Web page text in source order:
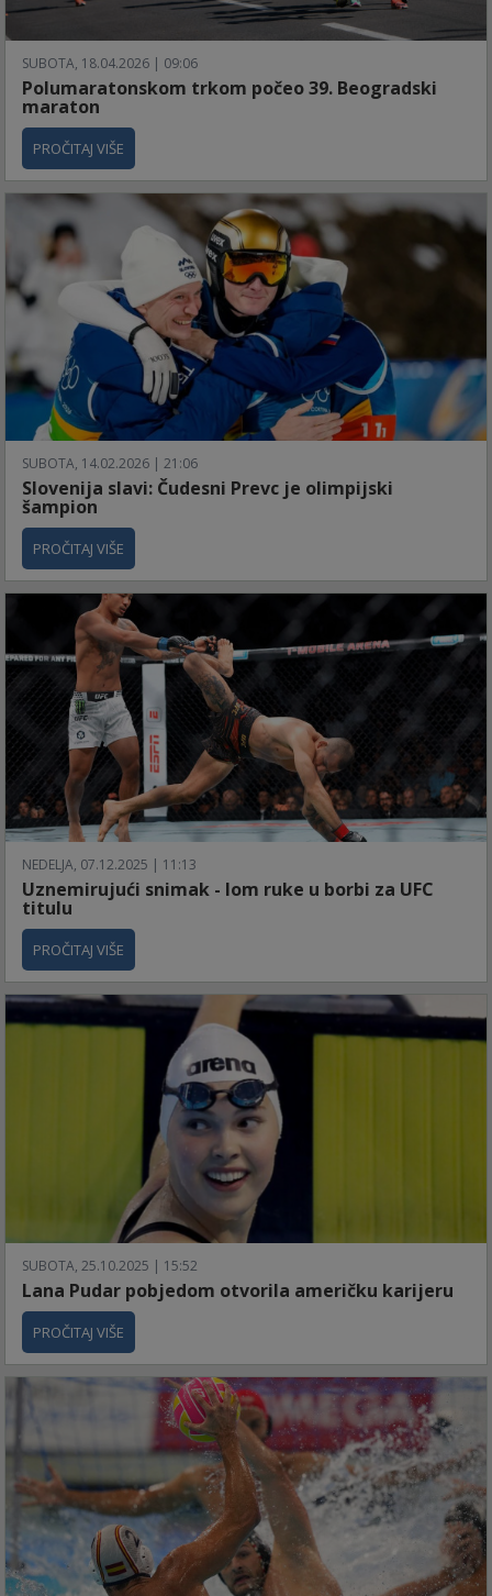
SUBOTA, 18.04.2026 | 09:06
Polumaratonskom trkom počeo 39. Beogradski
maraton
PROČITAJ VIŠE
SUBOTA, 14.02.2026 | 21:06
Slovenija slavi: Čudesni Prevc je olimpijski
šampion
PROČITAJ VIŠE
NEDELJA, 07.12.2025 | 11:13
Uznemirujući snimak - lom ruke u borbi za UFC
titulu
PROČITAJ VIŠE
SUBOTA, 25.10.2025 | 15:52
Lana Pudar pobjedom otvorila američku karijeru
PROČITAJ VIŠE